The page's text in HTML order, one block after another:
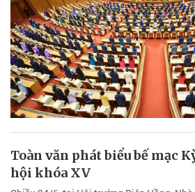
Toàn văn phát biểu bế mạc
hội khóa XV